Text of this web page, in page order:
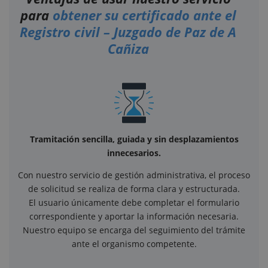
para obtener su certificado ante el
Registro civil – Juzgado de Paz de A
Cañiza
Tramitación sencilla, guiada y sin desplazamientos
innecesarios.
Con nuestro servicio de gestión administrativa, el proceso
de solicitud se realiza de forma clara y estructurada.
El usuario únicamente debe completar el formulario
correspondiente y aportar la información necesaria.
Nuestro equipo se encarga del seguimiento del trámite
ante el organismo competente.